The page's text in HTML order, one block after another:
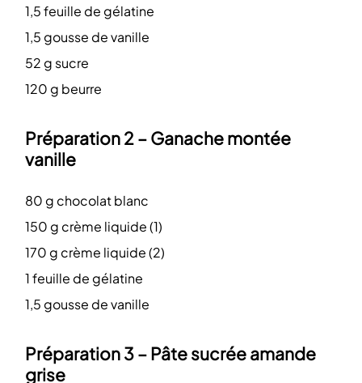
1,5 feuille de gélatine
1,5 gousse de vanille
52 g sucre
120 g beurre
Préparation 2 – Ganache montée
vanille
80 g chocolat blanc
150 g crème liquide (1)
170 g crème liquide (2)
1 feuille de gélatine
1,5 gousse de vanille
Préparation 3 – Pâte sucrée amande
grise